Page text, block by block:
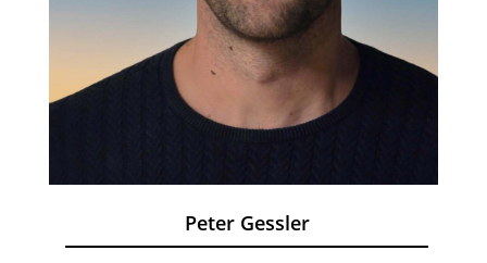
Peter Gessler